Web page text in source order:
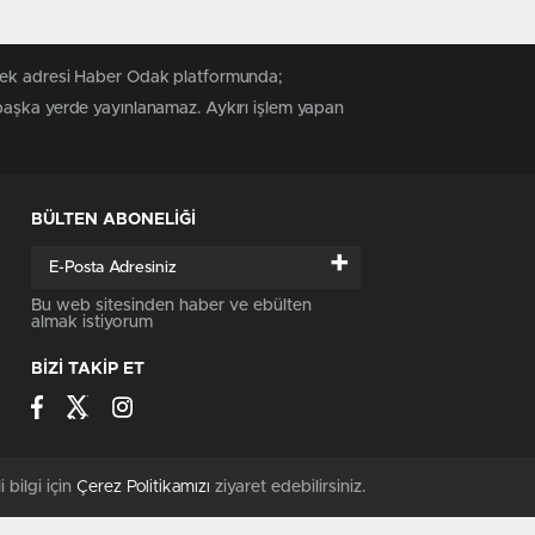
adresi Haber Odak platformunda;
yerde yayınlanamaz. Aykırı işlem yapan
BÜLTEN ABONELİĞİ
+
Bu web sitesinden haber ve ebülten
almak istiyorum
BİZİ TAKİP ET
bilgi için Çerez Politikamızı ziyaret edebilirsiniz.